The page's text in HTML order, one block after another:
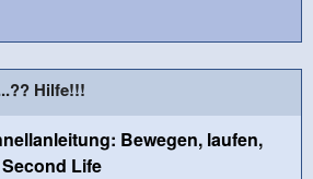
Hilfe!!!
Bewegen, laufen,
Life